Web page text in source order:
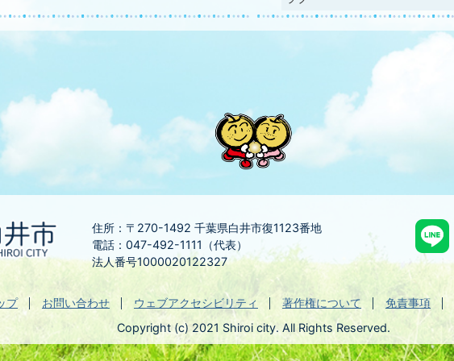
住所：〒270-1492 千葉県白井市復1123番地
電話：047-492-1111（代表）
法人番号1000020122327
プ お問い合わせ ウェブアクセシビリティ 著作権について 免責事項
Copyright (c) 2021 Shiroi city. All Rights Reserved.